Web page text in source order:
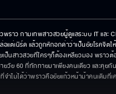
าว กามเทพสาวสวยผู้ดูแลระบบ IT และ
เนิร์ด แล้วถูกหักอกด่าว่าเป็นยัยโรคจิตใ
ป็นสาวสวยที่ใครๆก็ต้องเหลียวมอง พราว
ยวัย 60 ที่ทักทายมาเพียงคนเดียว และคุย
จำไม่ได้ว่าพราวคือยัยแก้วหน้าม้าคนเดิมที่